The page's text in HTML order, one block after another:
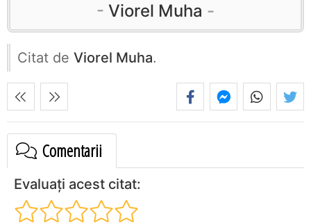
Viorel Muha
Citat de Viorel Muha.
Comentarii
Evaluați acest citat: